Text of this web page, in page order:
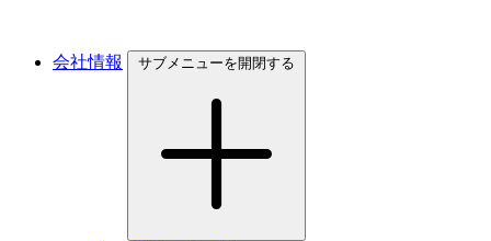
会社情報 サブメニューを開閉する